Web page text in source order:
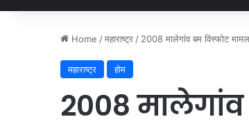
Home /महाराष्ट्र / 2008 मालेगांव बम विस्फोट
महाराष्ट्र होम
2008